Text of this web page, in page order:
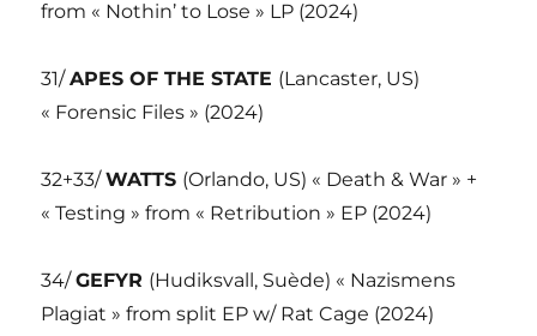
from « Nothin’ to Lose » LP (2024)
31/APES OF THE STATE (Lancaster, US)
« Forensic Files » (2024)
32+33/WATTS (Orlando, US) « Death & War » +
« Testing » from « Retribution » EP (2024)
34/GEFYR (Hudiksvall, Suède) « Nazismens
Plagiat » from split EP w/ Rat Cage (2024)